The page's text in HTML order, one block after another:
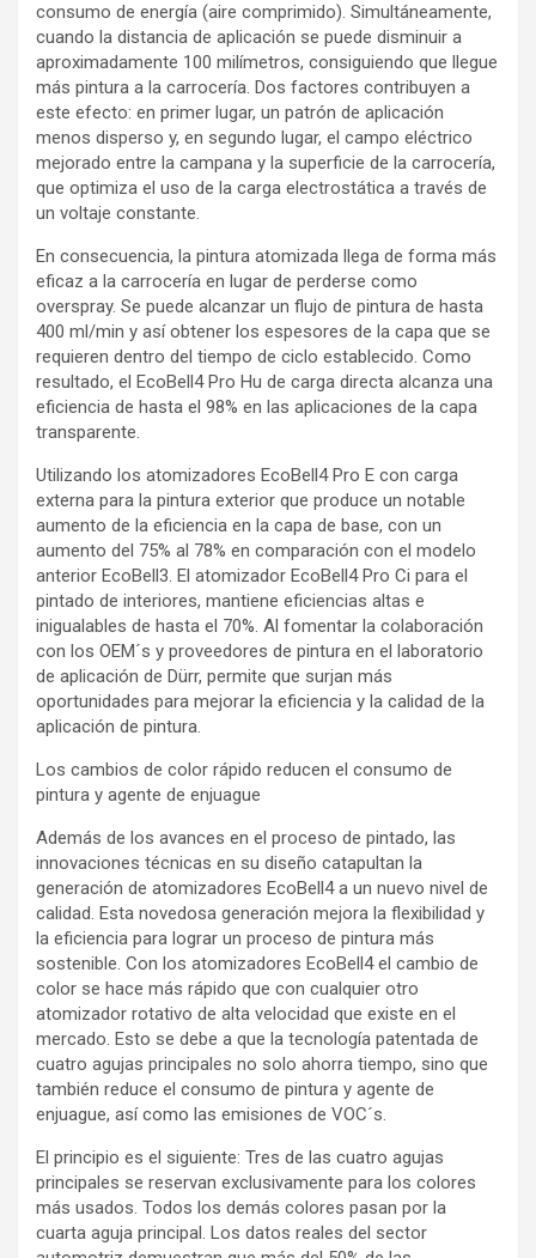
consumo de energía (aire comprimido). Simultáneamente,
cuando la distancia de aplicación se puede disminuir a
aproximadamente 100 milímetros, consiguiendo que llegue
más pintura a la carrocería. Dos factores contribuyen a
este efecto: en primer lugar, un patrón de aplicación
menos disperso y, en segundo lugar, el campo eléctrico
mejorado entre la campana y la superficie de la carrocería,
que optimiza el uso de la carga electrostática a través de
un voltaje constante.
En consecuencia, la pintura atomizada llega de forma más
eficaz a la carrocería en lugar de perderse como
overspray. Se puede alcanzar un flujo de pintura de hasta
400 ml/min y así obtener los espesores de la capa que se
requieren dentro del tiempo de ciclo establecido. Como
resultado, el EcoBell4 Pro Hu de carga directa alcanza una
eficiencia de hasta el 98% en las aplicaciones de la capa
transparente.
Utilizando los atomizadores EcoBell4 Pro E con carga
externa para la pintura exterior que produce un notable
aumento de la eficiencia en la capa de base, con un
aumento del 75% al 78% en comparación con el modelo
anterior EcoBell3. El atomizador EcoBell4 Pro Ci para el
pintado de interiores, mantiene eficiencias altas e
inigualables de hasta el 70%. Al fomentar la colaboración
con los OEM´s y proveedores de pintura en el laboratorio
de aplicación de Dürr, permite que surjan más
oportunidades para mejorar la eficiencia y la calidad de la
aplicación de pintura.
Los cambios de color rápido reducen el consumo de
pintura y agente de enjuague
Además de los avances en el proceso de pintado, las
innovaciones técnicas en su diseño catapultan la
generación de atomizadores EcoBell4 a un nuevo nivel de
calidad. Esta novedosa generación mejora la flexibilidad y
la eficiencia para lograr un proceso de pintura más
sostenible. Con los atomizadores EcoBell4 el cambio de
color se hace más rápido que con cualquier otro
atomizador rotativo de alta velocidad que existe en el
mercado. Esto se debe a que la tecnología patentada de
cuatro agujas principales no solo ahorra tiempo, sino que
también reduce el consumo de pintura y agente de
enjuague, así como las emisiones de VOC´s.
El principio es el siguiente: Tres de las cuatro agujas
principales se reservan exclusivamente para los colores
más usados. Todos los demás colores pasan por la
cuarta aguja principal. Los datos reales del sector